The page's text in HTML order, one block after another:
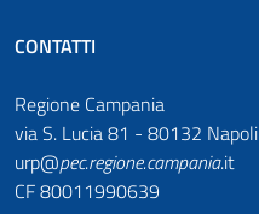
CONTATTI
Regione Campania
via S. Lucia 81 - 80132 Napoli
urp@pec.regione.campania.it
CF 80011990639